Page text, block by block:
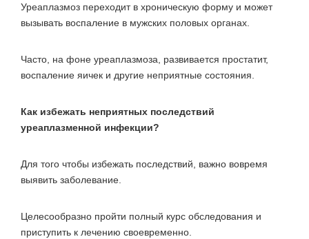
Уреаплазмоз переходит в хроническую форму и может
вызывать воспаление в мужских половых органах.
Часто, на фоне уреаплазмоза, развивается простатит,
воспаление яичек и другие неприятные состояния.
Как избежать неприятных последствий
уреаплазменной инфекции?
Для того чтобы избежать последствий, важно вовремя
выявить заболевание.
Целесообразно пройти полный курс обследования и
приступить к лечению своевременно.